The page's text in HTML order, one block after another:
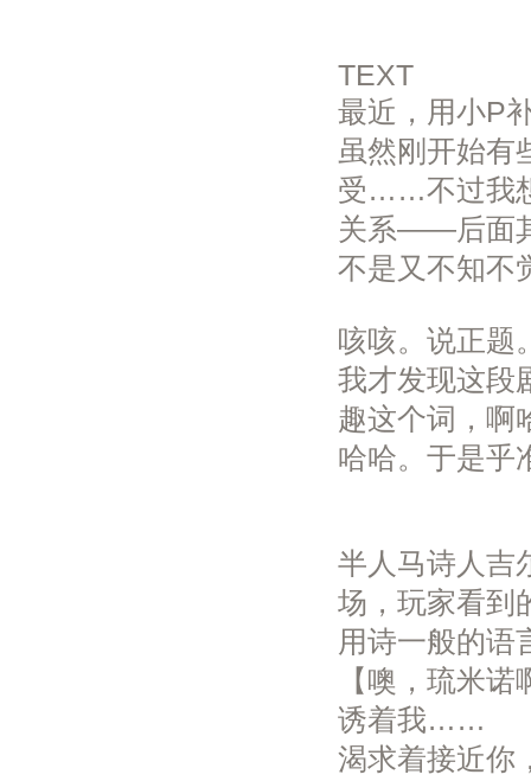
TEXT
最近，用小P
虽然刚开始有
受……不过我
关系——后面
不是又不知不
咳咳。说正题
我才发现这段
趣这个词，
哈哈。于是乎
半人马诗人吉
场，玩家看到
用诗一般的语
【噢，琉米
诱着我……
渴求着接近你